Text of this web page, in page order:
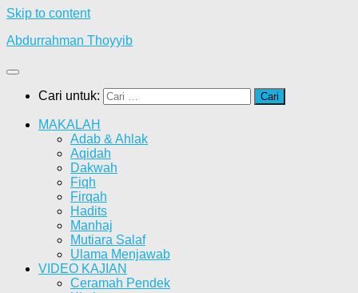
Skip to content
Abdurrahman Thoyyib
Cari untuk:
MAKALAH
Adab & Ahlak
Aqidah
Dakwah
Fiqh
Firqah
Hadits
Manhaj
Mutiara Salaf
Ulama Menjawab
VIDEO KAJIAN
Ceramah Pendek